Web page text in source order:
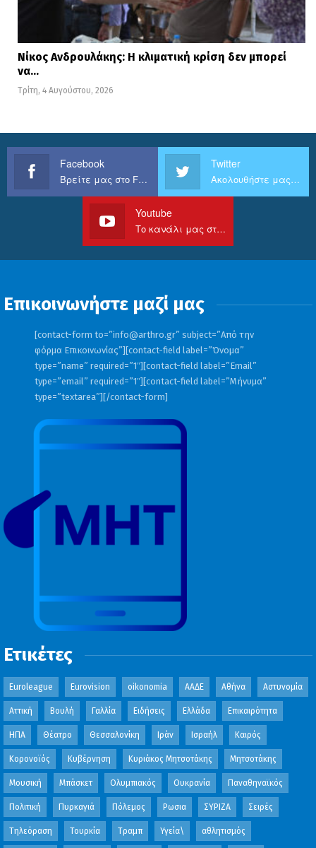
Νίκος Ανδρουλάκης: Η κλιματική κρίση δεν μπορεί
να…
Τρίτη, 4 Αυγούστου, 2026
Facebook
Βρείτε μας στο Facebook
Twitter
Ακολουθήστε μας στο Twitter
Youtube
Το κανάλι μας στο Youtube
Επικοινωνήστε μαζί μας
[contact-form to=”info@arthro.gr” subject=”Από την
φόρμα Επικοινωνίας”][contact-field label=”Όνομα”
type=”name” required=”1″][contact-field label=”Email”
type=”email” required=”1″][contact-field label=”Μήνυμα”
type=”textarea”][/contact-form]
Ετικέτες
Euroleague Eurovision oikonomia ΑΑΔΕ Αθήνα Αστυνομία
Αττική Βουλή Γαλλία Ειδήσεις Ελλάδα Επικαιρότητα
ΗΠΑ Θέατρο Θεσσαλονίκη Ιράν Ισραήλ Καιρός
Κορονοϊός Κυβέρνηση Κυριάκος Μητσοτάκης Μητσοτάκης
Μουσική Μπάσκετ Ολυμπιακός Ουκρανία Παναθηναϊκός
Πολιτική Πυρκαγιά Πόλεμος Ρωσια ΣΥΡΙΖΑ Σειρές
Τηλεόραση Τουρκία Τραμπ Υγεία\ αθλητισμός